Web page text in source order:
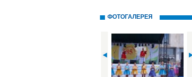
ФОТОГАЛЕРЕЯ